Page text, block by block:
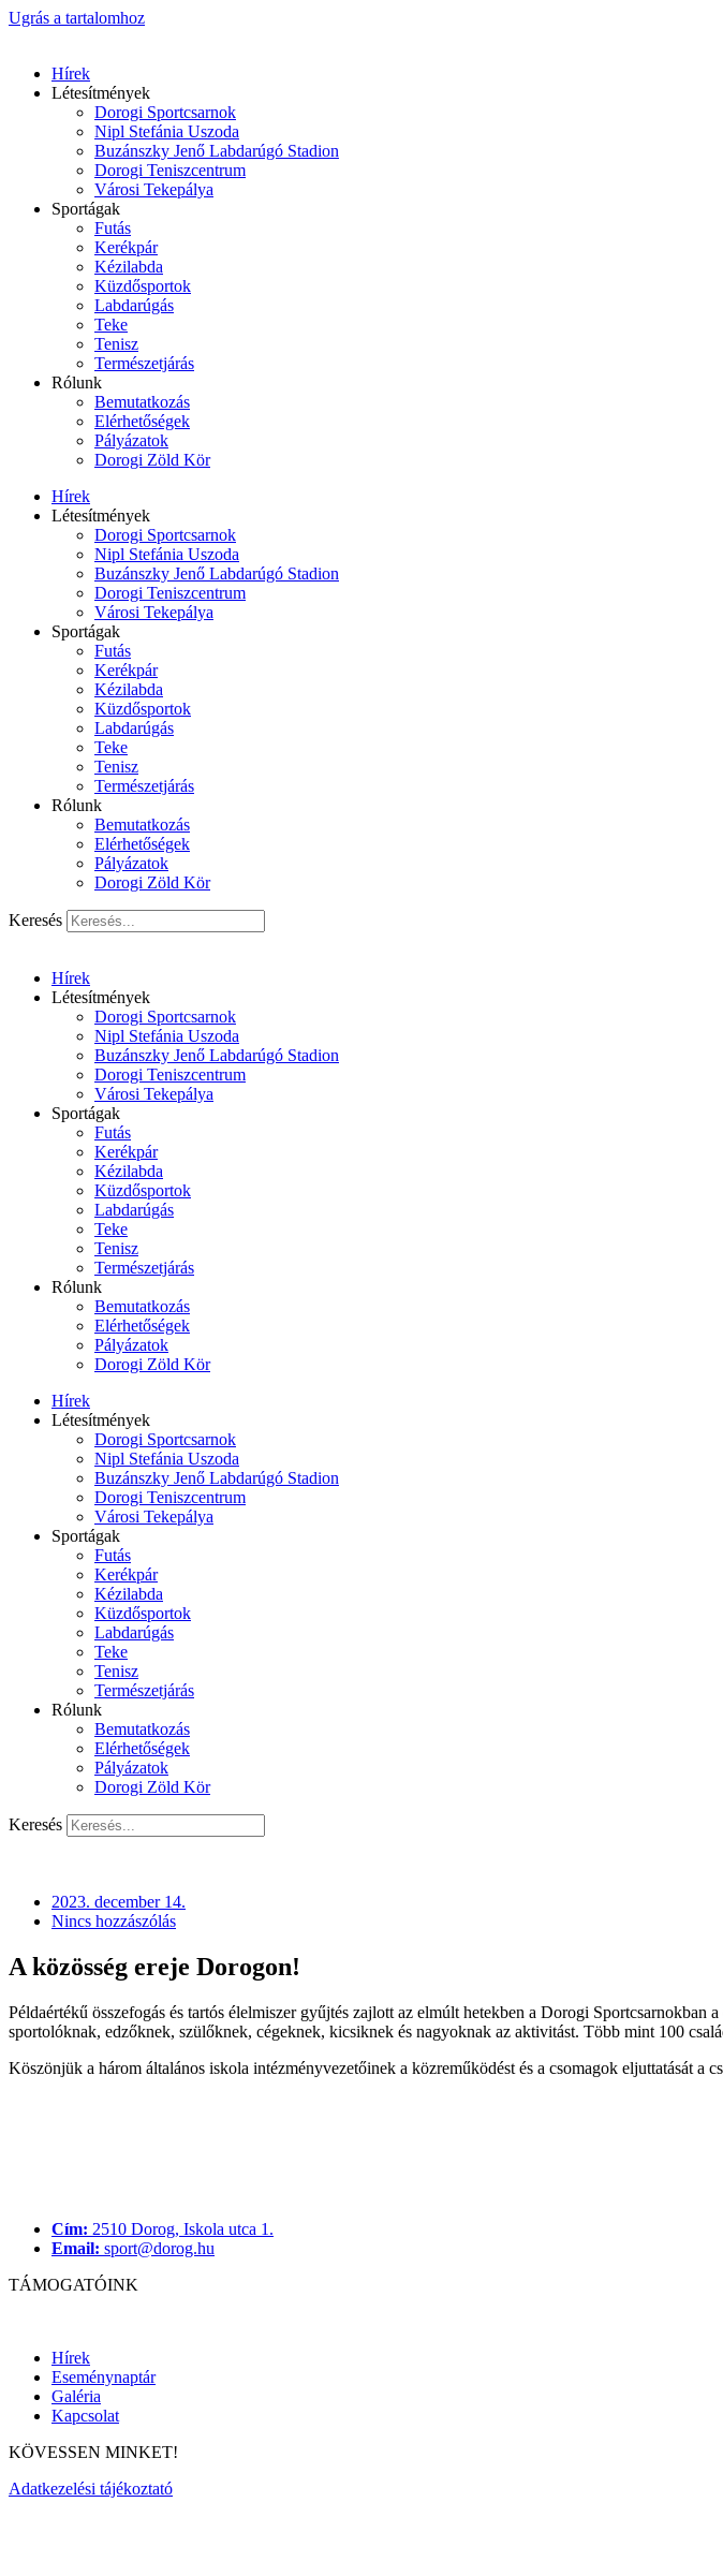
Ugrás a tartalomhoz
Hírek
Létesítmények
Dorogi Sportcsarnok
Nipl Stefánia Uszoda
Buzánszky Jenő Labdarúgó Stadion
Dorogi Teniszcentrum
Városi Tekepálya
Sportágak
Futás
Kerékpár
Kézilabda
Küzdősportok
Labdarúgás
Teke
Tenisz
Természetjárás
Rólunk
Bemutatkozás
Elérhetőségek
Pályázatok
Dorogi Zöld Kör
Hírek
Létesítmények
Dorogi Sportcsarnok
Nipl Stefánia Uszoda
Buzánszky Jenő Labdarúgó Stadion
Dorogi Teniszcentrum
Városi Tekepálya
Sportágak
Futás
Kerékpár
Kézilabda
Küzdősportok
Labdarúgás
Teke
Tenisz
Természetjárás
Rólunk
Bemutatkozás
Elérhetőségek
Pályázatok
Dorogi Zöld Kör
Keresés
Hírek
Létesítmények
Dorogi Sportcsarnok
Nipl Stefánia Uszoda
Buzánszky Jenő Labdarúgó Stadion
Dorogi Teniszcentrum
Városi Tekepálya
Sportágak
Futás
Kerékpár
Kézilabda
Küzdősportok
Labdarúgás
Teke
Tenisz
Természetjárás
Rólunk
Bemutatkozás
Elérhetőségek
Pályázatok
Dorogi Zöld Kör
Hírek
Létesítmények
Dorogi Sportcsarnok
Nipl Stefánia Uszoda
Buzánszky Jenő Labdarúgó Stadion
Dorogi Teniszcentrum
Városi Tekepálya
Sportágak
Futás
Kerékpár
Kézilabda
Küzdősportok
Labdarúgás
Teke
Tenisz
Természetjárás
Rólunk
Bemutatkozás
Elérhetőségek
Pályázatok
Dorogi Zöld Kör
Keresés
2023. december 14.
Nincs hozzászólás
A közösség ereje Dorogon!
Példaértékű összefogás és tartós élelmiszer gyűjtés zajlott az elmúlt hetekben a Dorogi
sportolóknak, edzőknek, szülőknek, cégeknek, kicsiknek és nagyoknak az aktivitást. Több mint 100
Köszönjük a három általános iskola intézményvezetőinek a közreműködést és a csomagok eljuttatását a
Cím: 2510 Dorog, Iskola utca 1.
Email: sport@dorog.hu
TÁMOGATÓINK
Hírek
Eseménynaptár
Galéria
Kapcsolat
KÖVESSEN MINKET!
Adatkezelési tájékoztató